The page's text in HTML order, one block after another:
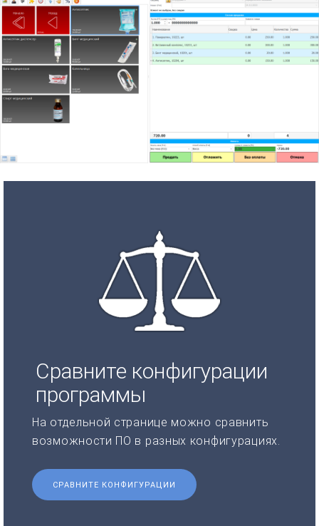
Сравните конфигурации
программы
На отдельной странице можно сравнить
возможности ПО в разных конфигурациях.
СРАВНИТЕ КОНФИГУРАЦИИ